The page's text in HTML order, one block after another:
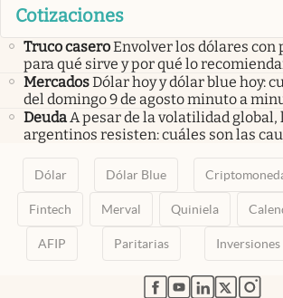
Cotizaciones
Truco caseroEnvolver los dólares
para qué sirve y por qué lo
MercadosDólar hoy y dólar blue hoy:
del domingo 9 de agosto minuto a
DeudaA pesar de la volatilidad global,
argentinos resisten: cuáles son las
Dólar Dólar Blue
Fintech Merval Quiniela
AFIP Paritarias Inversiones
abre en nueva
abre en nueva
abre en
abre